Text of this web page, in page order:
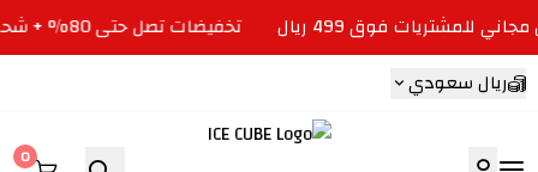
تخفيضات تصل حتى 80% + شحن مجاني للمشتريات فوق 499 ريال
ريال سعودي
0